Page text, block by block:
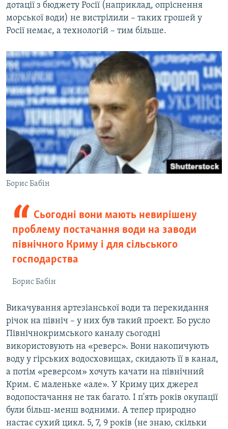
дотації з бюджету Росії (наприклад, опріснення
морської води) не вистрілили – таких грошей у
Росії немає, а технологій – тим більше.
Борис Бабін
Сьогодні вони мають невирішену
проблему постачання води на заводи
північного Криму і для сільського
господарства
Борис Бабін
Викачування артезіанської води та перекидання
річок на північ – у них був такий проект. Бо русло
Північнокримського каналу сьогодні
використовують на «реверс». Вони накопичують
воду у гірських водосховищах, скидають її в канал,
а потім «реверсом» хочуть качати на північний
Крим. Є маленьке «але». У Криму цих джерел
водопостачання не так багато. І п'ять років окупації
були більш-менш водними. А тепер природно
настає сухий цикл. 5, 7, 9 років (не знаю, скільки